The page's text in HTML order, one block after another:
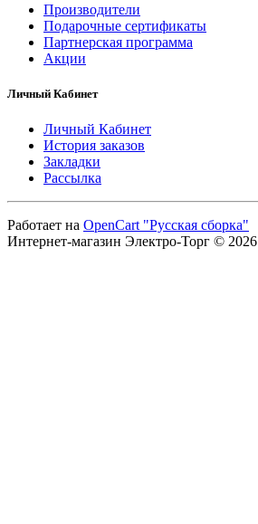
Производители
Подарочные сертификаты
Партнерская программа
Акции
Личный Кабинет
Личный Кабинет
История заказов
Закладки
Рассылка
Работает на OpenCart "Русская сборка"
Интернет-магазин Электро-Торг © 2026